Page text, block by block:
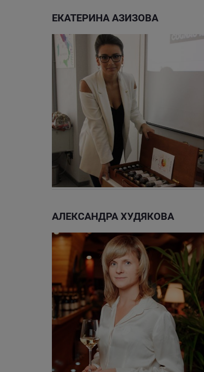
ЕКАТЕРИНА АЗИЗОВА
АЛЕКСАНДРА ХУДЯКОВА